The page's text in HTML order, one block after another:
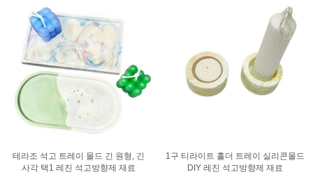
테라조 석고 트레이 몰드 긴 원형, 긴
사각 택1 레진 석고방향제 재료
1구 티라이트 홀더 트레이 실리콘몰드
DIY 레진 석고방향제 재료